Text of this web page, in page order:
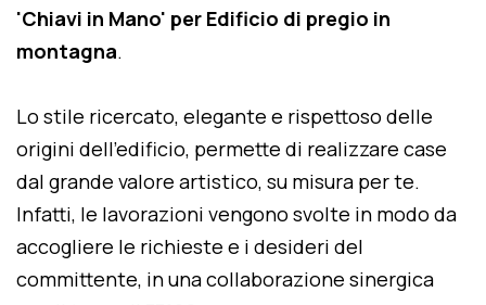
'Chiavi in Mano' per Edificio di pregio in
montagna.
Lo stile ricercato, elegante e rispettoso delle
origini dell'edificio, permette di realizzare case
dal grande valore artistico, su misura per te.
Infatti, le lavorazioni vengono svolte in modo da
accogliere le richieste e i desideri del
committente, in una collaborazione sinergica